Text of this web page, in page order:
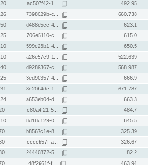
ac507f42-1... 492.95
7398029b-c... 660.738
d488c5cc-4... 623.1
706e5110-c... 615.0
599c23b1-4... 650.5
a26e57c9-1... 522.639
d9289367-c... 568.987
3ed90357-4... 666.9
8c20b4dc-1... 671.787
a653eb04-d... 663.3
c80a4f21-5... 484.7
8d18d129-0... 645.5
b8567c1e-8... 325.39
ccccb57f-a... 326.67
24440872-5... 82.2
48f2661f-f... 463.94